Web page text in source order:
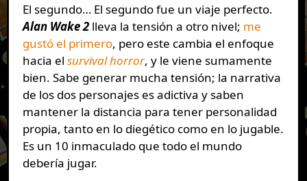
El segundo… El segundo fue un viaje perfecto.
Alan Wake 2lleva la tensión a otro nivel; me
gustó el primero, pero este cambia el enfoque
hacia el survival horror, y le viene sumamente
bien. Sabe generar mucha tensión; la narrativa
de los dos personajes es adictiva y saben
mantener la distancia para tener personalidad
propia, tanto en lo diegético como en lo jugable.
Es un 10 inmaculado que todo el mundo
debería jugar.